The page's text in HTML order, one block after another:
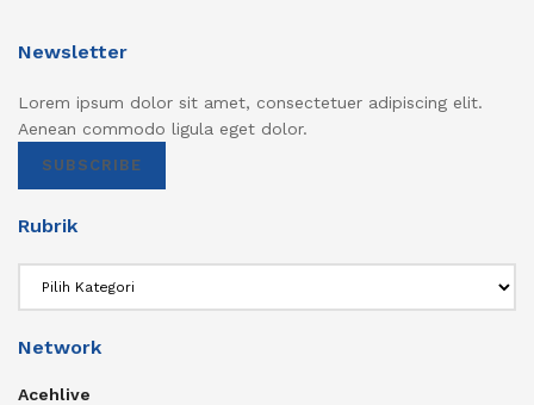
Newsletter
Lorem ipsum dolor sit amet, consectetuer adipiscing elit.
Aenean commodo ligula eget dolor.
SUBSCRIBE
Rubrik
Network
Acehlive